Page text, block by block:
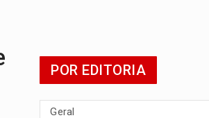
POR EDITORIA